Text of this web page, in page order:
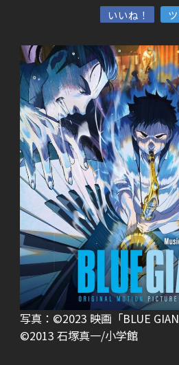
いいね！
写真：©2023 映画「BLUE
©2013 石塚真一/小学館